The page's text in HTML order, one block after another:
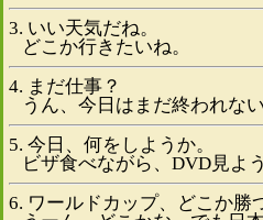
3. いい天気だね。
どこか行きたいね。
4. まだ仕事？
うん、今日はまだ終われない
5. 今日、何をしようか。
ビザ食べながら、DVD見よう
6. ワールドカップ、どこか勝